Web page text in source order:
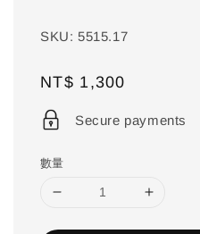
SKU: 5515.17
Regular
price
NT$ 1,300
Secure payments
數量